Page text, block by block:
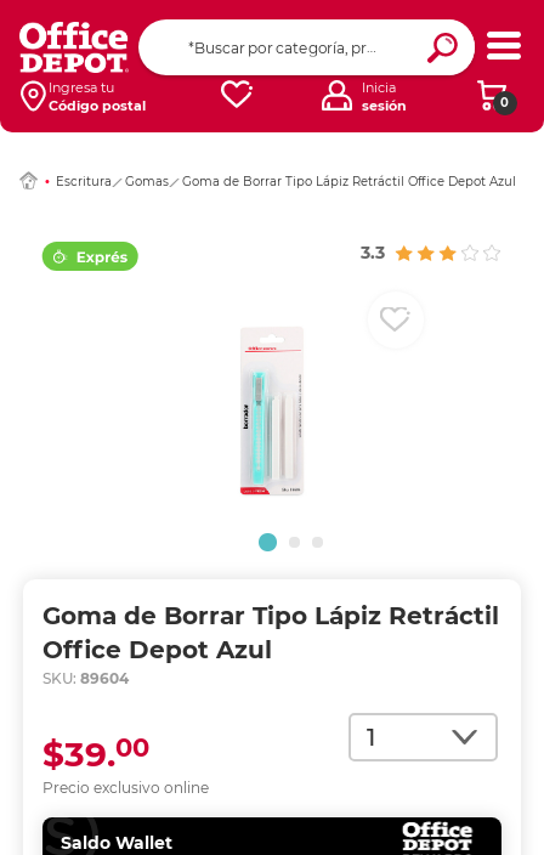
Ingresa tu
Código postal
0
Inicia
sesión
Escritura Gomas Goma de Borrar Tipo Lápiz Retráctil Office Depot Azul
3.3
Goma de Borrar Tipo Lápiz Retráctil
Office Depot Azul
SKU: 89604
Cantidad
Precio exclusivo online
$39.00
Saldo Wallet
Ingresar Codigo